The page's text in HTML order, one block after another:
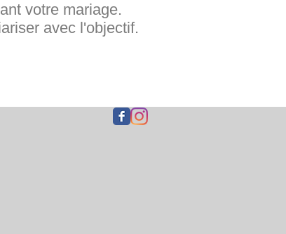
votre mariage.
avec l'objectif.